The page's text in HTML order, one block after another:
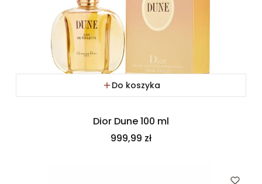
Do koszyka
Dior Dune 100 ml
Cena
999,99 zł